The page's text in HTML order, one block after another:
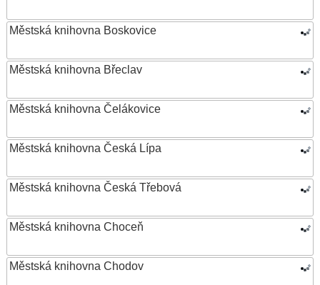
Městská knihovna Boskovice
Městská knihovna Břeclav
Městská knihovna Čelákovice
Městská knihovna Česká Lípa
Městská knihovna Česká Třebová
Městská knihovna Choceň
Městská knihovna Chodov